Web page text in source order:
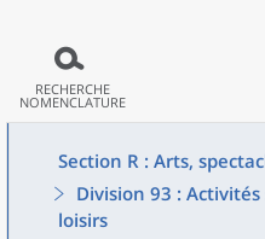
RECHERCHE
NOMENCLATURE
Section R : Arts,
Division 93 :
loisirs